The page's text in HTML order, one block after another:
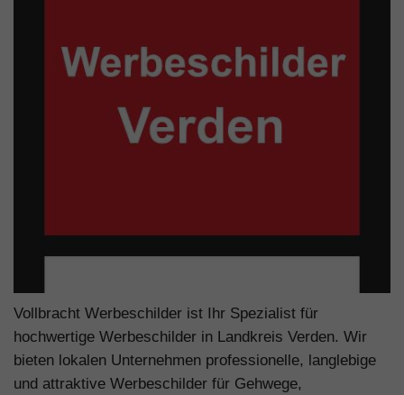
Vollbracht Werbeschilder ist Ihr Spezialist für
hochwertige Werbeschilder in Landkreis Verden. Wir
bieten lokalen Unternehmen professionelle, langlebige
und attraktive Werbeschilder für Gehwege,